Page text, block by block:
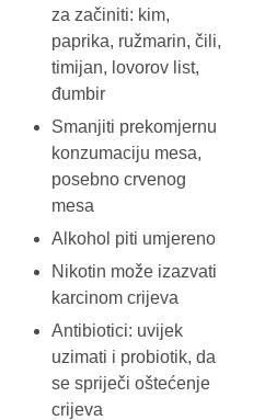
za začiniti: kim,
paprika, ružmarin, čili,
timijan, lovorov list,
đumbir
Smanjiti prekomjernu
konzumaciju mesa,
posebno crvenog
mesa
Alkohol piti umjereno
Nikotin može izazvati
karcinom crijeva
Antibiotici: uvijek
uzimati i probiotik, da
se spriječi oštećenje
crijeva